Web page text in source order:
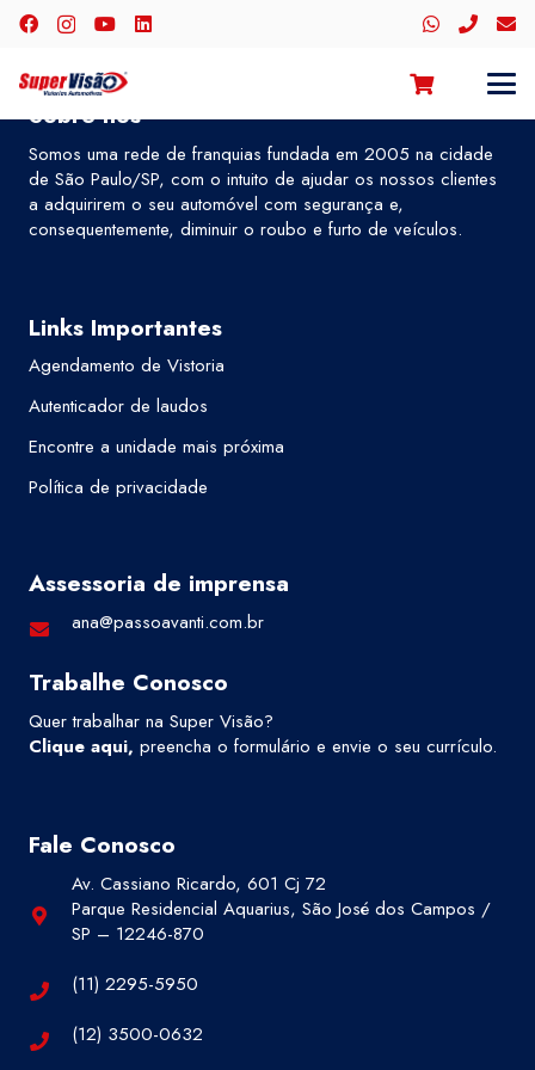
Sobre nós
Somos uma rede de franquias fundada em 2005 na cidade
de São Paulo/SP, com o intuito de ajudar os nossos clientes
a adquirirem o seu automóvel com segurança e,
consequentemente, diminuir o roubo e furto de veículos.
Links Importantes
Agendamento de Vistoria
Autenticador de laudos
Encontre a unidade mais próxima
Política de privacidade
Assessoria de imprensa
ana@passoavanti.com.br
Trabalhe Conosco
Quer trabalhar na Super Visão?
Clique aqui, preencha o formulário e envie o seu currículo.
Fale Conosco
Av. Cassiano Ricardo, 601 Cj 72
Parque Residencial Aquarius, São José dos Campos /
SP – 12246-870
(11) 2295-5950
(12) 3500-0632